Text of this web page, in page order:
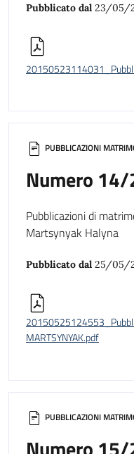
PUBBLICAZIONI
PUBBLICAZIONI
Numero
Pubblicazioni di
Martsynyak Halyna
Pubblicato dal 25/05/
MARTSYNYAK.pdf
Pubblicato dal 23/05/